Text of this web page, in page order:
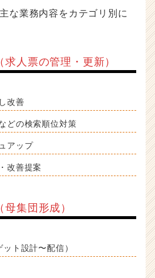
な業務内容をカテゴリ別に
求人票の管理・更新）
改善
どの検索順位対策
アップ
改善提案
母集団形成）
ト設計〜配信）